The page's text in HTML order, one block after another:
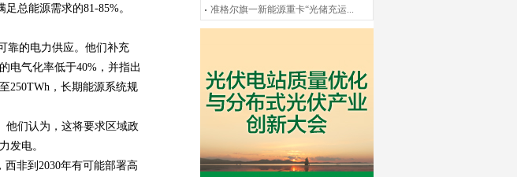
总能源需求的81-85%。
靠的电力供应。他们补充
电气化率低于40%，并指出
250TWh，长期能源系统规
他们认为，这将要求区域政
发电。
非到2030年有可能部署高
准格尔旗一新能源重卡“光储充运...